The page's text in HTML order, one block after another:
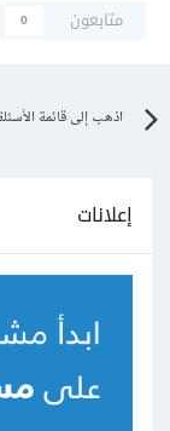
متابعون
0
اذهب إلى قائمة الأسئلة
إعلانات